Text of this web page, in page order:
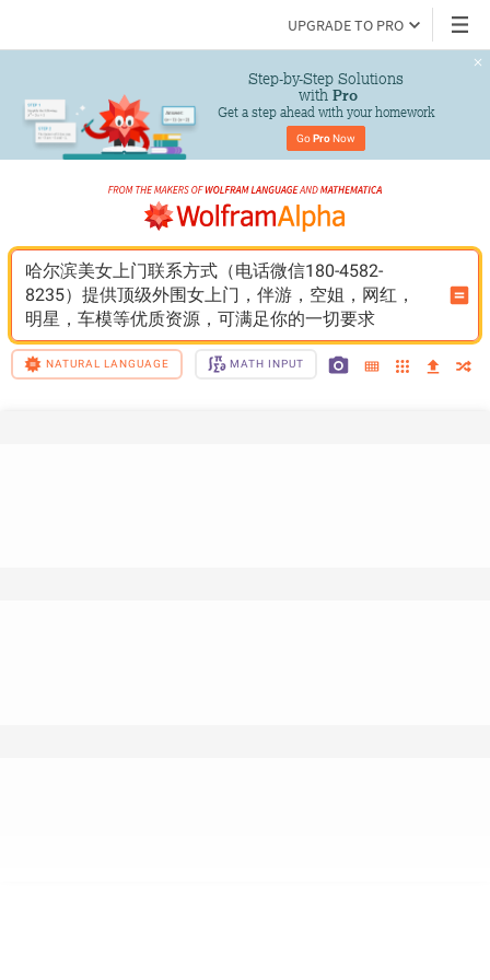
UPGRADE TO PRO
Step-by-Step Solutions
with Pro
Get a step ahead with your homework
Go Pro Now
哈尔滨美女上门联系方式（电话微信180-4582-
8235）提供顶级外围女上门，伴游，空姐，网红，
明星，车模等优质资源，可满足你的一切要求
NATURAL LANGUAGE MATH INPUT